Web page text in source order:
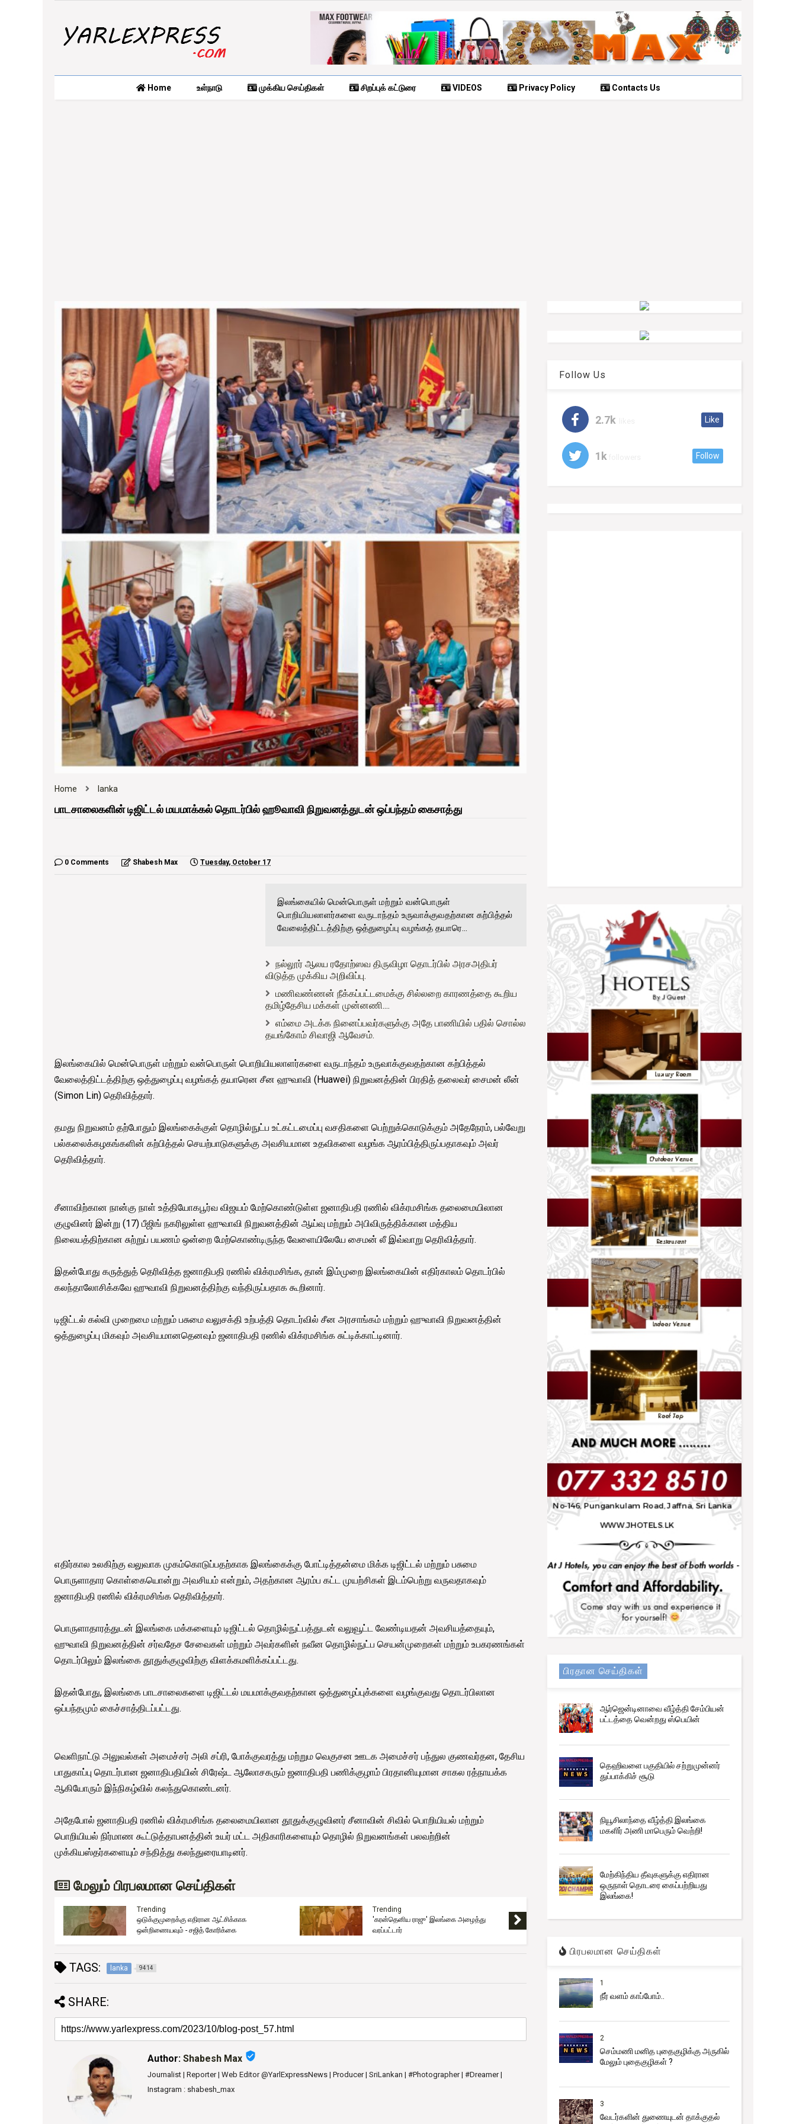
Home உள்நாடு முக்கிய செய்திகள் சிறப்புக் கட்டுரை VIDEOS Privacy Policy Contacts Us
Home lanka
பாடசாலைகளின் டிஜிட்டல் மயமாக்கல் தொடர்பில் ஹூவாவி நிறுவனத்துடன் ஒப்பந்தம் கைசாத்து
0 Comments Shabesh Max Tuesday, October 17
இலங்கையில் மென்பொருள் மற்றும் வன்பொருள்
பொறியியலாளர்களை வருடாந்தம் உருவாக்குவதற்கான கற்பித்தல்
வேலைத்திட்டத்திற்கு ஒத்துழைப்பு வழங்கத் தயாரெ...
நல்லூர் ஆலய ரதோற்ஸவ திருவிழா தொடர்பில் அரசஅதிபர்
விடுத்த முக்கிய அறிவிப்பு.
மணிவண்ணன் நீக்கப்பட்டமைக்கு சில்லறை காரணத்தை கூறிய
தமிழ்தேசிய மக்கள் முன்னணி....
எம்மை அடக்க நினைப்பவர்களுக்கு அதே பாணியில் பதில் சொல்ல
தயங்கோம் சிவாஜி ஆவேசம்.
இலங்கையில் மென்பொருள் மற்றும் வன்பொருள் பொறியியலாளர்களை வருடாந்தம் உருவாக்குவதற்கான கற்பித்தல்
வேலைத்திட்டத்திற்கு ஒத்துழைப்பு வழங்கத் தயாரென சீன ஹுவாவி (Huawei) நிறுவனத்தின் பிரதித் தலைவர் சைமன் லீன்
(Simon Lin) தெரிவித்தார்.
தமது நிறுவனம் தற்போதும் இலங்கைக்குள் தொழில்நுட்ப உட்கட்டமைப்பு வசதிகளை பெற்றுக்கொடுக்கும் அதேநேரம், பல்வேறு
பல்கலைக்கழகங்களின் கற்பித்தல் செயற்பாடுகளுக்கு அவசியமான உதவிகளை வழங்க ஆரம்பித்திருப்பதாகவும் அவர்
தெரிவித்தார்.
சீனாவிற்கான நான்கு நாள் உத்தியோகபூர்வ விஜயம் மேற்கொண்டுள்ள ஜனாதிபதி ரணில் விக்ரமசிங்க தலைமையிலான
குழுவினர் இன்று (17) பீஜிங் நகரிலுள்ள ஹுவாவி நிறுவனத்தின் ஆய்வு மற்றும் அபிவிருத்திக்கான மத்திய
நிலையத்திற்கான சுற்றுப் பயணம் ஒன்றை மேற்கொண்டிருந்த வேளையிலேயே சைமன் லீ இவ்வாறு தெரிவித்தார்.
இதன்போது கருத்துத் தெரிவித்த ஜனாதிபதி ரணில் விக்ரமசிங்க, தான் இம்முறை இலங்கையின் எதிர்காலம் தொடர்பில்
கலந்தாலோசிக்கவே ஹுவாவி நிறுவனத்திற்கு வந்திருப்பதாக கூறினார்.
டிஜிட்டல் கல்வி முறைமை மற்றும் பசுமை வலுசக்தி உற்பத்தி தொடர்வில் சீன அரசாங்கம் மற்றும் ஹுவாவி நிறுவனத்தின்
ஒத்துழைப்பு மிகவும் அவசியமானதெனவும் ஜனாதிபதி ரணில் விக்ரமசிங்க சுட்டிக்காட்டினார்.
எதிர்கால உலகிற்கு வலுவாக முகம்கொடுப்பதற்காக இலங்கைக்கு போட்டித்தன்மை மிக்க டிஜிட்டல் மற்றும் பசுமை
பொருளாதார கொள்கையொன்று அவசியம் என்றும், அதற்கான ஆரம்ப கட்ட முயற்சிகள் இடம்பெற்று வருவதாகவும்
ஜனாதிபதி ரணில் விக்ரமசிங்க தெரிவித்தார்.
பொருளாதாரத்துடன் இலங்கை மக்களையும் டிஜிட்டல் தொழில்நுட்பத்துடன் வலுவூட்ட வேண்டியதன் அவசியத்தையும்,
ஹுவாவி நிறுவனத்தின் சர்வதேச சேவைகள் மற்றும் அவர்களின் நவீன தொழில்நுட்ப செயன்முறைகள் மற்றும் உபகரணங்கள்
தொடர்பிலும் இலங்கை தூதுக்குழுவிற்கு விளக்கமளிக்கப்பட்டது.
இதன்போது, இலங்கை பாடசாலைகளை டிஜிட்டல் மயமாக்குவதற்கான ஒத்துழைப்புக்களை வழங்குவது தொடர்பிலான
ஒப்பந்தமும் கைச்சாத்திடப்பட்டது.
வெளிநாட்டு அலுவல்கள் அமைச்சர் அலி சப்ரி, போக்குவரத்து மற்றும வெகுசன ஊடக அமைச்சர் பந்துல குணவர்தன, தேசிய
பாதுகாப்பு தொடர்பான ஜனாதிபதியின் சிரேஷ்ட ஆலோசகரும் ஜனாதிபதி பணிக்குழாம் பிரதானியுமான சாகல ரத்நாயக்க
ஆகியோரும் இந்நிகழ்வில் கலந்துகொண்டனர்.
அதேபோல் ஜனாதிபதி ரணில் விக்ரமசிங்க தலைமையிலான தூதுக்குழுவினர் சீனாவின் சிவில் பொறியியல் மற்றும்
பொறியியல் நிர்மாண கூட்டுத்தாபனத்தின் உயர் மட்ட அதிகாரிகளையும் தொழில் நிறுவனங்கள் பலவற்றின்
முக்கியஸ்தர்களையும் சந்தித்து கலந்துரையாடினர்.
மேலும் பிரபலமான செய்திகள்
Trending
ஒடுக்குமுறைக்கு எதிரான ஆட்சிக்காக
ஒன்றிணையவும் - சஜித் கோரிக்கை
Trending
'கரன்தெனிய ராஜு' இலங்கை அழைத்து
வரப்பட்டார்
நிர்ணயிக்கப்பட்ட திகதிகளில் பரீட்சைகள்
TAGS: lanka 9414
SHARE:
Author: Shabesh Max verified_user
Journalist | Reporter | Web Editor @YarlExpressNews | Producer | SriLankan | #Photographer | #Dreamer |
Instagram : shabesh_max
Follow Us
2.7k Like
1k Follow
பிரதான செய்திகள்
ஆர்ஜென்டினாவை வீழ்த்தி சேம்பியன்
பட்டத்தை வென்றது ஸ்பெயின்
தெஹிவளை பகுதியில் சற்றுமுன்னர்
துப்பாக்கிச் சூடு
நியூசிலாந்தை வீழ்த்தி இலங்கை
மகளிர் அணி மாபெரும் வெற்றி!
மேற்கிந்திய தீவுகளுக்கு எதிரான
ஒருநாள் தொடரை கைப்பற்றியது
இலங்கை!
பிரபலமான செய்திகள்
1
நீர் வளம் காப்போம்..
2
செம்மணி மனித புதைகுழிக்கு அருகில்
மேலும் புதைகுழிகள் ?
3
வேடர்களின் துணையுடன் தாக்குதல்